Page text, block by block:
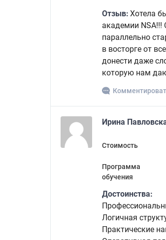
Отзыв: Хотела
академии NSA!!!
параллельно
в восторге от
донести даже
которую нам
Ирина
Стоимость
Программа
обучения
Достоинства:
Логичная
Практические